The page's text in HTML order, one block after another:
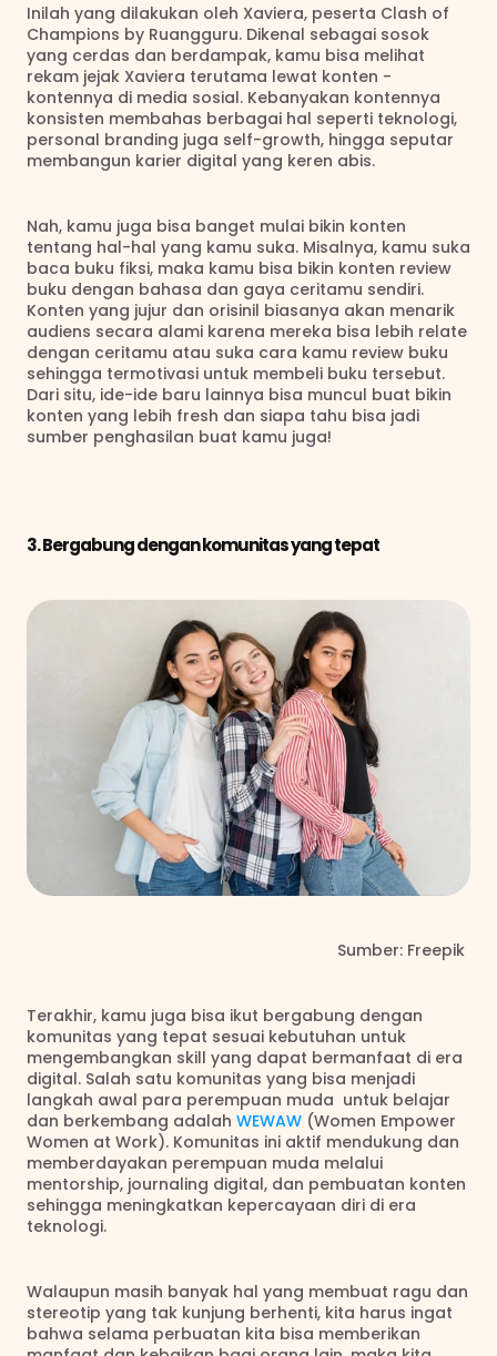
Inilah yang dilakukan oleh Xaviera, peserta Clash of
Champions by Ruangguru. Dikenal sebagai sosok
yang cerdas dan berdampak, kamu bisa melihat
rekam jejak Xaviera terutama lewat konten -
kontennya di media sosial. Kebanyakan kontennya
konsisten membahas berbagai hal seperti teknologi,
personal branding juga self-growth, hingga seputar
membangun karier digital yang keren abis.
Nah, kamu juga bisa banget mulai bikin konten
tentang hal-hal yang kamu suka. Misalnya, kamu suka
baca buku fiksi, maka kamu bisa bikin konten review
buku dengan bahasa dan gaya ceritamu sendiri.
Konten yang jujur dan orisinil biasanya akan menarik
audiens secara alami karena mereka bisa lebih relate
dengan ceritamu atau suka cara kamu review buku
sehingga termotivasi untuk membeli buku tersebut.
Dari situ, ide-ide baru lainnya bisa muncul buat bikin
konten yang lebih fresh dan siapa tahu bisa jadi
sumber penghasilan buat kamu juga!
3. Bergabung dengan komunitas yang tepat
                                                                      Sumber: Freepik
Terakhir, kamu juga bisa ikut bergabung dengan
komunitas yang tepat sesuai kebutuhan untuk
mengembangkan skill yang dapat bermanfaat di era
digital. Salah satu komunitas yang bisa menjadi
langkah awal para perempuan muda  untuk belajar
dan berkembang adalah WEWAW (Women Empower
Women at Work). Komunitas ini aktif mendukung dan
memberdayakan perempuan muda melalui
mentorship, journaling digital, dan pembuatan konten
sehingga meningkatkan kepercayaan diri di era
teknologi.
Walaupun masih banyak hal yang membuat ragu dan
stereotip yang tak kunjung berhenti, kita harus ingat
bahwa selama perbuatan kita bisa memberikan